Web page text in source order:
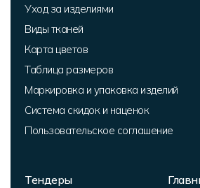
Уход за изделиями
Виды тканей
Карта цветов
Таблица размеров
Маркировка и упаковка изделий
Система скидок и наценок
Пользовательское соглашение
Тендеры